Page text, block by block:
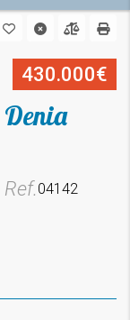
430.000€
Ref. 04142